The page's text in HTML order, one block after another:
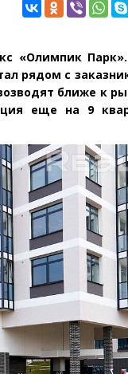
«Олимпик
рядом с
ближе к
еще на 9